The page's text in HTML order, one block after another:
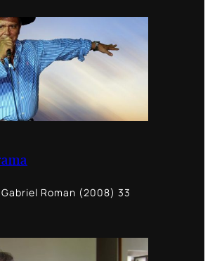
Roman (2008) 33